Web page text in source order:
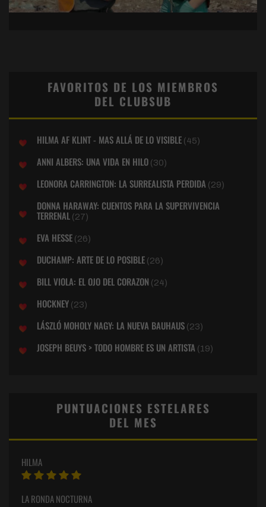
FAVORITOS DE LOS MIEMBROS
DEL CLUBSUB
HILMA AF KLINT - MAS ALLÁ DE LO VISIBLE (45)
ANNI ALBERS: UNA VIDA EN HILO (30)
LEONORA CARRINGTON: LA SURREALISTA PERDIDA (29)
DONNA HARAWAY: CUENTOS PARA LA SUPERVIVENCIA
TERRENAL (27)
EVA HESSE (26)
DUCHAMP: ARTE DE LO POSIBLE (26)
BILL VIOLA: EL OJO DEL CORAZON (24)
HOCKNEY (23)
LÁSZLÓ MOHOLY NAGY: LA NUEVA BAUHAUS (23)
JOSEPH BEUYS > TODO HOMBRE ES UN ARTISTA (19)
PUNTUACIONES ESTELARES
DEL MES
HILMA
LA RONDA NOCTURNA